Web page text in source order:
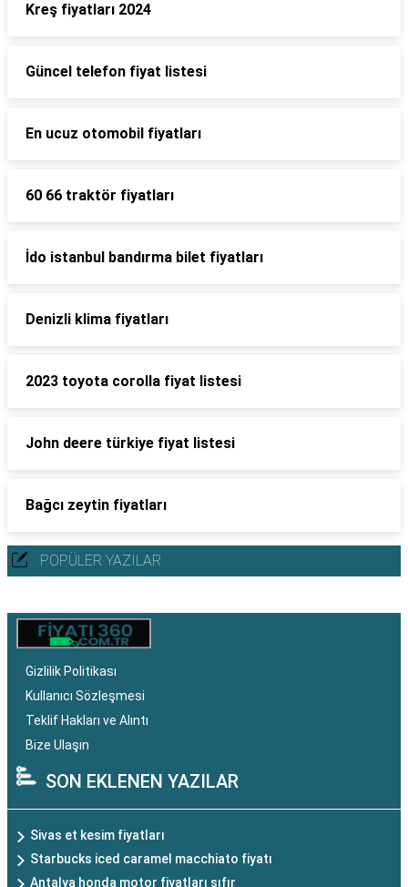
Kreş fiyatları 2024
Güncel telefon fiyat listesi
En ucuz otomobil fiyatları
60 66 traktör fiyatları
İdo istanbul bandırma bilet fiyatları
Denizli klima fiyatları
2023 toyota corolla fiyat listesi
John deere türkiye fiyat listesi
Bağcı zeytin fiyatları
POPÜLER YAZILAR
Gizlilik Politikası
Kullanıcı Sözleşmesi
Teklif Hakları ve Alıntı
Bize Ulaşın
SON EKLENEN YAZILAR
Sivas et kesim fiyatları
Starbucks iced caramel macchiato fiyatı
Antalya honda motor fiyatları sıfır